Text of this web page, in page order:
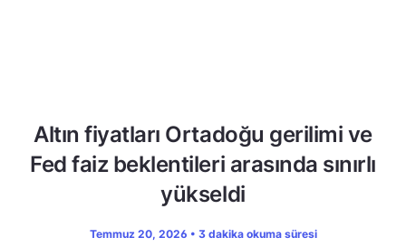
Altın fiyatları Ortadoğu gerilimi ve
Fed faiz beklentileri arasında sınırlı
yükseldi
Temmuz 20, 2026 • 3 dakika okuma süresi